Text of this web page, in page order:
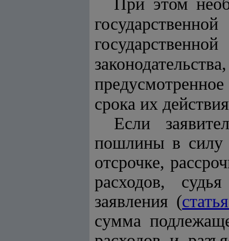
При этом
срока их
Если
пошлины в силу
отсрочке,
расходов,
заявления (
сумма